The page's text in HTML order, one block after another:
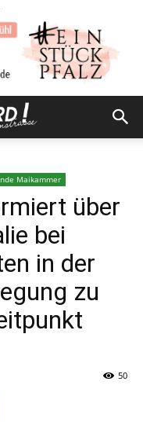
Maikammer
über
bei
in der
zu
50